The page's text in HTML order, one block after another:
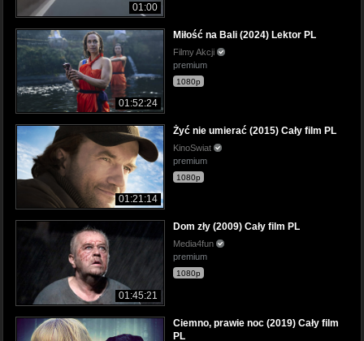
01:00
01:52:24
Miłość na Bali (2024) Lektor PL
Filmy Akcji
premium
1080p
01:21:14
Żyć nie umierać (2015) Cały film PL
KinoSwiat
premium
1080p
01:45:21
Dom zły (2009) Cały film PL
Media4fun
premium
1080p
Ciemno, prawie noc (2019) Cały film
PL